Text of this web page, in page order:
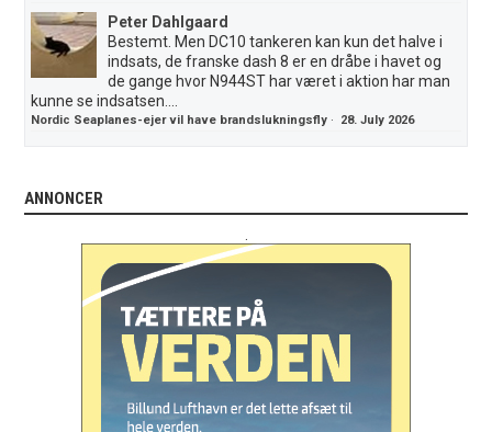
Peter Dahlgaard
Bestemt. Men DC10 tankeren kan kun det halve i
indsats, de franske dash 8 er en dråbe i havet og
de gange hvor N944ST har været i aktion har man
kunne se indsatsen....
Nordic Seaplanes-ejer vil have brandslukningsfly · 28. July 2026
ANNONCER